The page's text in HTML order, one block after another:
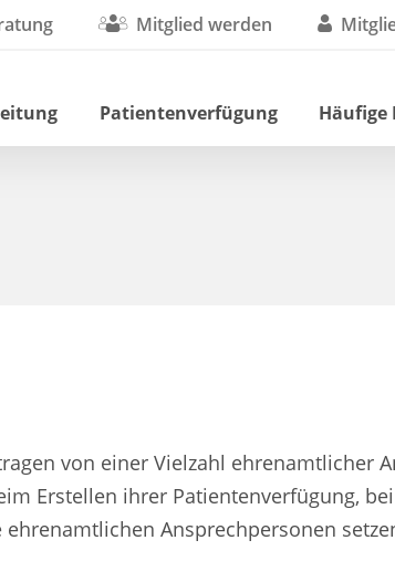
Mitglied werden
Patientenverfügung Häufige
von einer Vielzahl ehrenamtlicher
Erstellen ihrer Patientenverfügung,
Ansprechpersonen